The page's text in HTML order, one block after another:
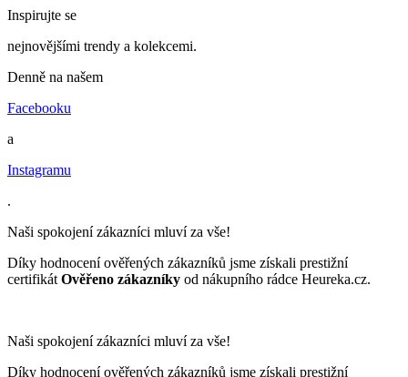
Inspirujte se
nejnovějšími trendy a kolekcemi.
Denně na našem
Facebooku
a
Instagramu
.
Naši spokojení zákazníci mluví za vše!
Díky hodnocení ověřených zákazníků jsme získali prestižní
certifikát Ověřeno zákazníky od nákupního rádce Heureka.cz.
Naši spokojení zákazníci mluví za vše!
Díky hodnocení ověřených zákazníků jsme získali prestižní